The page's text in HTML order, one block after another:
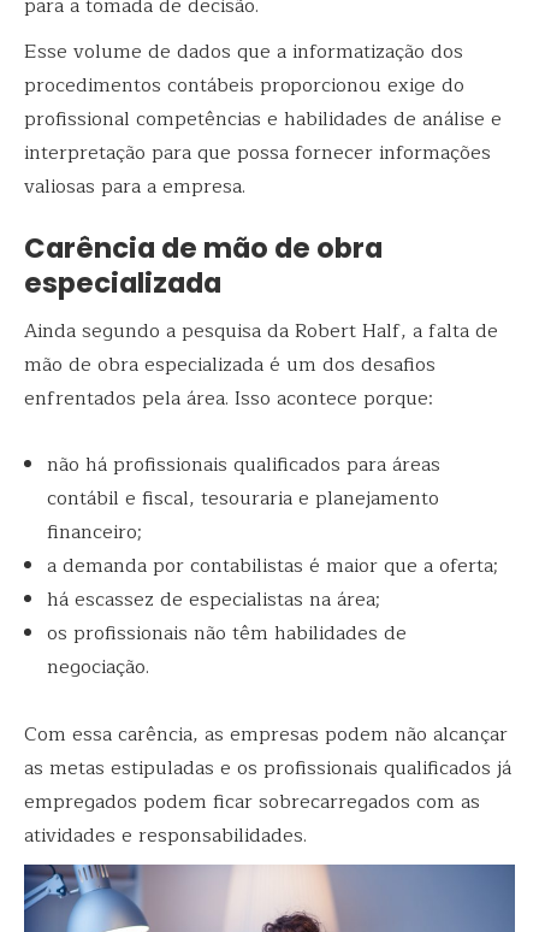
Esse volume de dados que a informatização dos
procedimentos contábeis proporcionou exige do
profissional competências e habilidades de análise e
interpretação para que possa fornecer informações
valiosas para a empresa.
Carência de mão de obra
especializada
Ainda segundo a pesquisa da Robert Half, a falta de
mão de obra especializada é um dos desafios
enfrentados pela área. Isso acontece porque:
não há profissionais qualificados para áreas
contábil e fiscal, tesouraria e planejamento
financeiro;
a demanda por contabilistas é maior que a oferta;
há escassez de especialistas na área;
os profissionais não têm habilidades de
negociação.
Com essa carência, as empresas podem não alcançar
as metas estipuladas e os profissionais qualificados já
empregados podem ficar sobrecarregados com as
atividades e responsabilidades.